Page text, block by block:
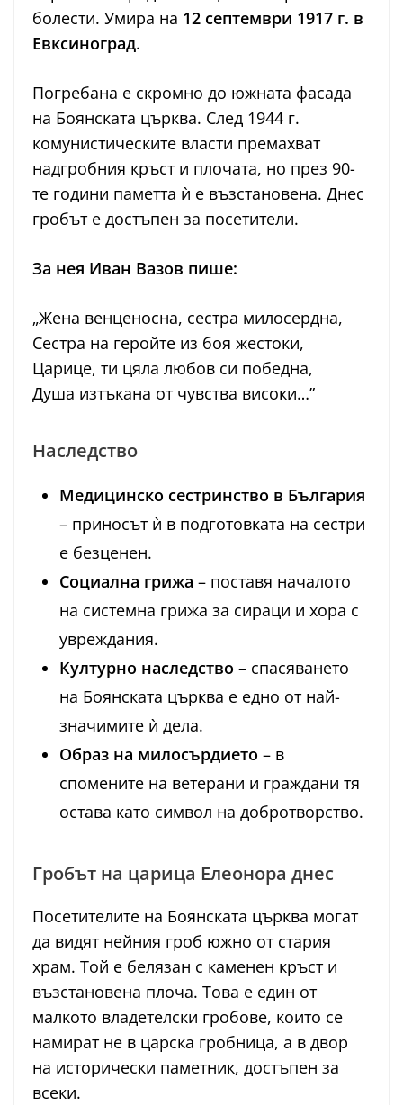
болести. Умира на 12 септември 1917 г. в
Евксиноград.
Погребана е скромно до южната фасада
на Боянската църква. След 1944 г.
комунистическите власти премахват
надгробния кръст и плочата, но през 90-
те години паметта ѝ е възстановена. Днес
гробът е достъпен за посетители.
За нея Иван Вазов пише:
„Жена венценосна, сестра милосердна,
Сестра на геройте из боя жестоки,
Царице, ти цяла любов си победна,
Душа изтъкана от чувства високи…”
Наследство
Медицинско сестринство в България
– приносът ѝ в подготовката на сестри
е безценен.
Социална грижа – поставя началото
на системна грижа за сираци и хора с
увреждания.
Културно наследство – спасяването
на Боянската църква е едно от най-
значимите ѝ дела.
Образ на милосърдието – в
спомените на ветерани и граждани тя
остава като символ на добротворство.
Гробът на царица Елеонора днес
Посетителите на Боянската църква могат
да видят нейния гроб южно от стария
храм. Той е белязан с каменен кръст и
възстановена плоча. Това е един от
малкото владетелски гробове, които се
намират не в царска гробница, а в двор
на исторически паметник, достъпен за
всеки.